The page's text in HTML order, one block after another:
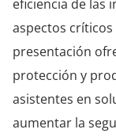
eficiencia de las
aspectos
presentación
protección y
asistentes en
aumentar la